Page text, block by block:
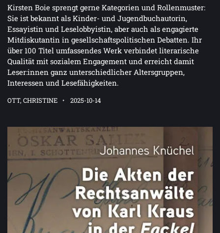
Kirsten Boie sprengt gerne Kategorien und Rollenmuster:
Sie ist bekannt als Kinder- und Jugendbuchautorin,
Essayistin und Leselobbyistin, aber auch als engagierte
Mitdiskutantin in gesellschaftspolitischen Debatten. Ihr
über 100 Titel umfassendes Werk verbindet literarische
Qualität mit sozialem Engagement und erreicht damit
Leser:innen ganz unterschiedlicher Altersgruppen,
Interessen und Lesefähigkeiten.
OTT, CHRISTINE 2025-10-14